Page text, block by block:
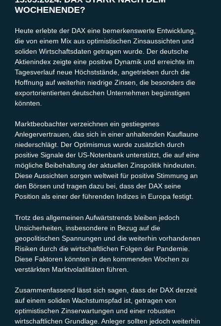
WOCHENENDE?
Heute erlebte der DAX eine bemerkenswerte Entwicklung,
die von einem Mix aus optimistischen Zinsaussichten und
soliden Wirtschaftsdaten getragen wurde. Der deutsche
Aktienindex zeigte eine positive Dynamik und erreichte im
Tagesverlauf neue Höchststände, angetrieben durch die
Hoffnung auf weiterhin niedrige Zinsen, die besonders die
exportorientierten deutschen Unternehmen begünstigen
könnten.
Marktbeobachter verzeichnen ein gestiegenes
Anlegervertrauen, das sich in einer anhaltenden Kauflaune
niederschlägt. Der Optimismus wurde zusätzlich durch
positive Signale der US-Notenbank unterstützt, die auf eine
mögliche Beibehaltung der aktuellen Zinspolitik hindeuten.
Diese Aussichten sorgen weltweit für positive Stimmung an
den Börsen und tragen dazu bei, dass der DAX seine
Position als einer der führenden Indizes in Europa festigt.
Trotz des allgemeinen Aufwärtstrends bleiben jedoch
Unsicherheiten, insbesondere in Bezug auf die
geopolitischen Spannungen und die weiterhin vorhandenen
Risiken durch die wirtschaftlichen Folgen der Pandemie.
Diese Faktoren könnten in den kommenden Wochen zu
verstärkten Marktvolatilitäten führen.
Zusammenfassend lässt sich sagen, dass der DAX derzeit
auf einem soliden Wachstumspfad ist, getragen von
optimistischen Zinserwartungen und einer robusten
wirtschaftlichen Grundlage. Anleger sollten jedoch weiterhin